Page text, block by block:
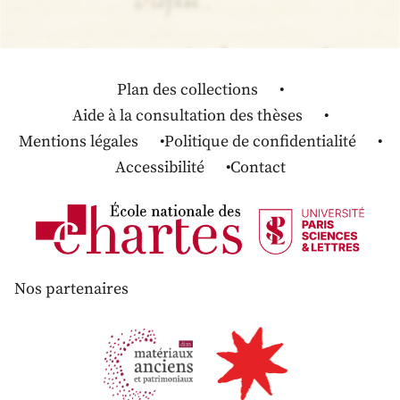
Plan des collections
Aide à la consultation des thèses
Mentions légales
Politique de confidentialité
Accessibilité
Contact
Nos partenaires